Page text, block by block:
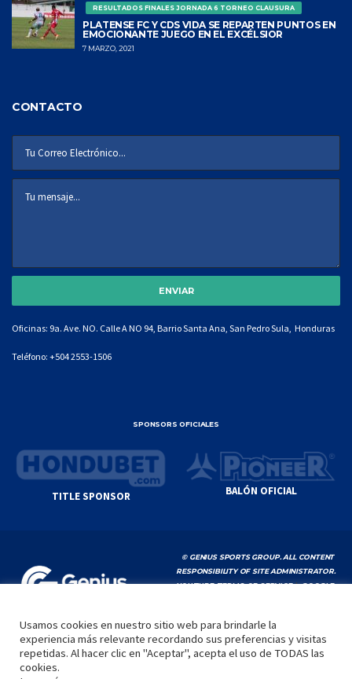
RESULTADOS FINALES JORNADA 6 TORNEO CLAUSURA
PLATENSE FC Y CDS VIDA SE REPARTEN PUNTOS EN
EMOCIONANTE JUEGO EN EL EXCÉLSIOR
7 MARZO, 2021
CONTACTO
Oficinas: 9a. Ave. NO. Calle A NO 94, Barrio Santa Ana, San Pedro Sula, Honduras
Teléfono: +504 2553-1506
SPONSORS OFICIALES
TITLE SPONSOR BALÓN OFICIAL
© GENIUS SPORTS GROUP. ALL CONTENT
RESPONSIBILITY OF SITE ADMINISTRATOR.
YOUTUBE TERMS OF SERVICE|GOOGLE
INICIO LA LIGA VIDEOS MEDIA CONTACTO
Usamos cookies en nuestro sitio web para brindarle la
experiencia más relevante recordando sus preferencias y visitas
repetidas. Al hacer clic en "Aceptar", acepta el uso de TODAS las
cookies.